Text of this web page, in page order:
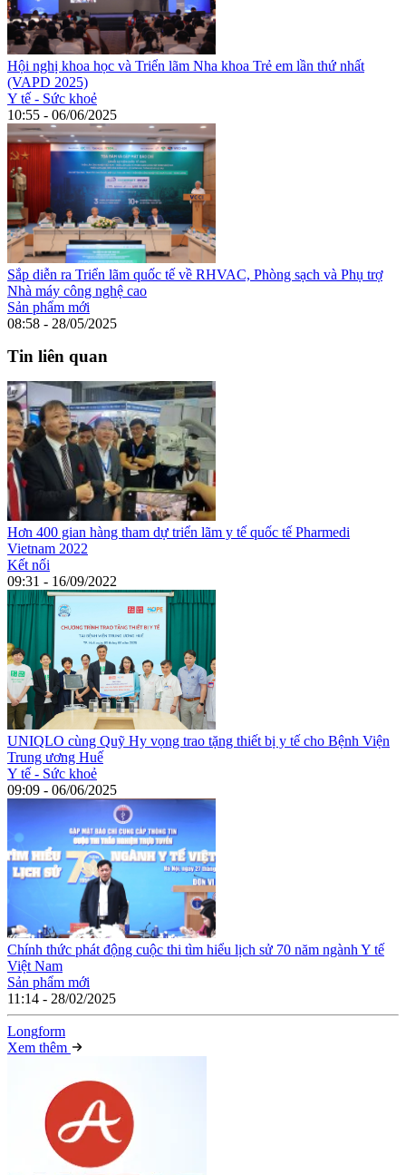
Hội nghị khoa học và Triển lãm Nha khoa Trẻ em lần thứ nhất
(VAPD 2025)
Y tế - Sức khoẻ
10:55 - 06/06/2025
Sắp diễn ra Triển lãm quốc tế về RHVAC, Phòng sạch và Phụ trợ
Nhà máy công nghệ cao
Sản phẩm mới
08:58 - 28/05/2025
Tin liên quan
Hơn 400 gian hàng tham dự triển lãm y tế quốc tế Pharmedi
Vietnam 2022
Kết nối
09:31 - 16/09/2022
UNIQLO cùng Quỹ Hy vọng trao tặng thiết bị y tế cho Bệnh Viện
Trung ương Huế
Y tế - Sức khoẻ
09:09 - 06/06/2025
Chính thức phát động cuộc thi tìm hiểu lịch sử 70 năm ngành Y tế
Việt Nam
Sản phẩm mới
11:14 - 28/02/2025
Longform
Xem thêm